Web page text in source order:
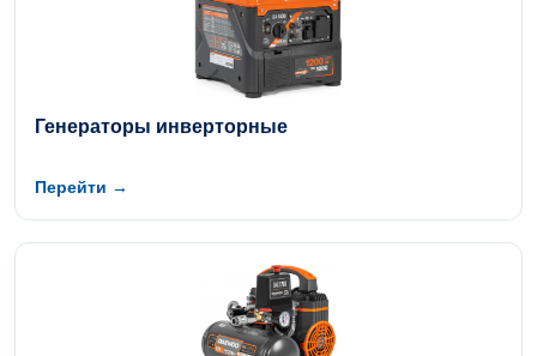
Генераторы инверторные
Перейти →